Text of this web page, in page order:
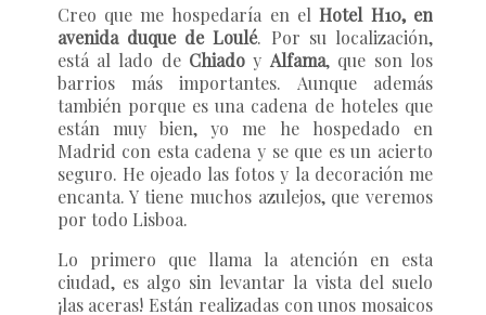
Creo que me hospedaría en elHotel H10, en
avenida duque de Loulé. Por su localización,
está al lado de Chiadoy Alfama, que son los
barrios más importantes. Aunque además
también porque es una cadena de hoteles que
están muy bien, yo me he hospedado en
Madrid con esta cadena y se que es un acierto
seguro. He ojeado las fotos y la decoración me
encanta. Y tiene muchos azulejos, que veremos
por todo Lisboa.
Lo primero que llama la atención en esta
ciudad, es algo sin levantar la vista del suelo
¡las aceras! Están realizadas con unos mosaicos